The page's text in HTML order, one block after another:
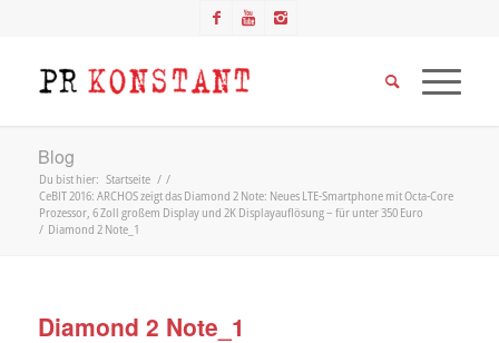
Blog
Du bist hier: Startseite / /
CeBIT 2016: ARCHOS zeigt das Diamond 2 Note: Neues LTE-Smartphone mit Octa-Core
Prozessor, 6 Zoll großem Display und 2K Displayauflösung – für unter 350 Euro
/ Diamond 2 Note_1
Diamond 2 Note_1